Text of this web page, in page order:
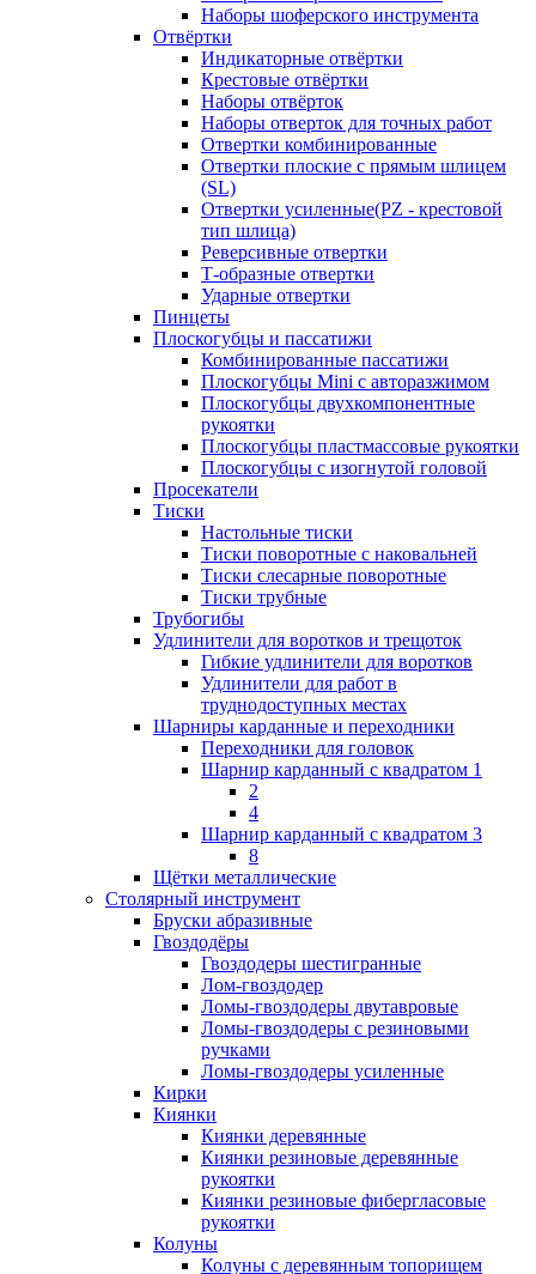
Наборы шоферского инструмента
Отвёртки
Индикаторные отвёртки
Крестовые отвёртки
Наборы отвёрток
Наборы отверток для точных работ
Отвертки комбинированные
Отвертки плоские с прямым шлицем
(SL)
Отвертки усиленные(PZ - крестовой
тип шлица)
Реверсивные отвертки
Т-образные отвертки
Ударные отвертки
Пинцеты
Плоскогубцы и пассатижи
Комбинированные пассатижи
Плоскогубцы Mini с авторазжимом
Плоскогубцы двухкомпонентные
рукоятки
Плоскогубцы пластмассовые рукоятки
Плоскогубцы с изогнутой головой
Просекатели
Тиски
Настольные тиски
Тиски поворотные с наковальней
Тиски слесарные поворотные
Тиски трубные
Трубогибы
Удлинители для воротков и трещоток
Гибкие удлинители для воротков
Удлинители для работ в
труднодоступных местах
Шарниры карданные и переходники
Переходники для головок
Шарнир карданный с квадратом 1
2
4
Шарнир карданный с квадратом 3
8
Щётки металлические
Столярный инструмент
Бруски абразивные
Гвоздодёры
Гвоздодеры шестигранные
Лом-гвоздодер
Ломы-гвоздодеры двутавровые
Ломы-гвоздодеры с резиновыми
ручками
Ломы-гвоздодеры усиленные
Кирки
Киянки
Киянки деревянные
Киянки резиновые деревянные
рукоятки
Киянки резиновые фибергласовые
рукоятки
Колуны
Колуны с деревянным топорищем